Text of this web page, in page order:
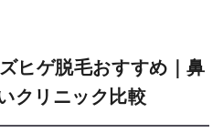
ヒゲ脱毛おすすめ｜鼻
クリニック比較